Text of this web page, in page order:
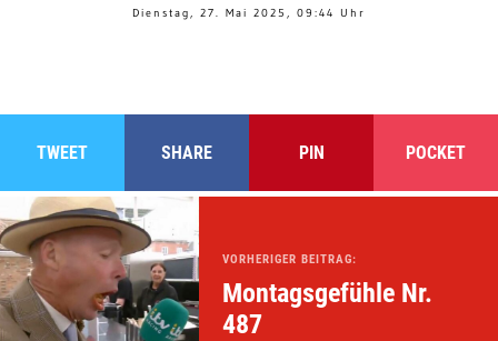
Dienstag, 27. Mai 2025, 09:44 Uhr
TWEET SHARE PIN POCKET
VORHERIGER BEITRAG:
Montagsgefühle Nr.
487